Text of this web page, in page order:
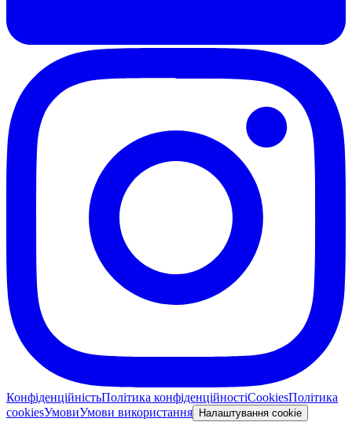
КонфіденційністьПолітика конфіденційностіCookiesПолітика
cookiesУмовиУмови використання Налаштування cookie